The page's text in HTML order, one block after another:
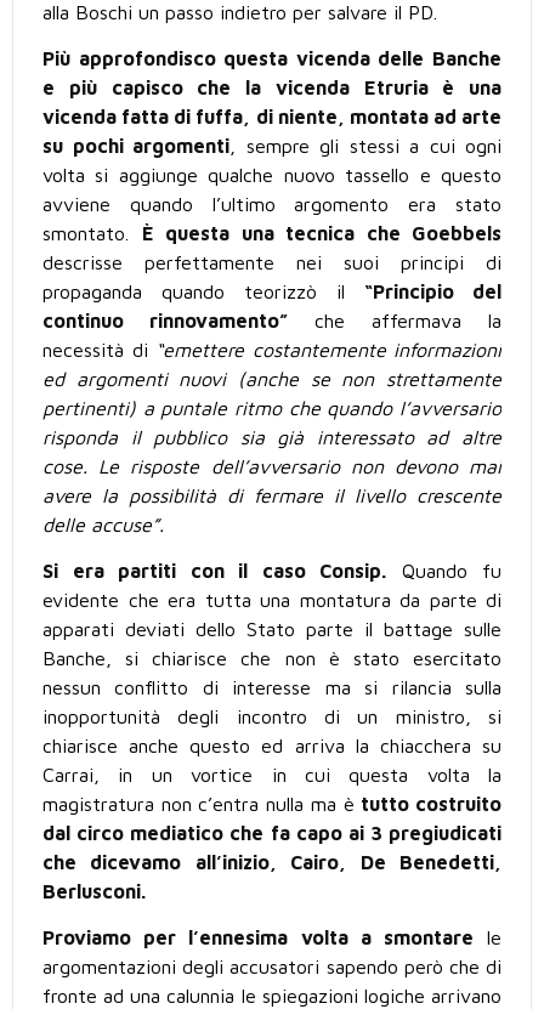
alla Boschi un passo indietro per salvare il PD.
Più approfondisco questa vicenda delle Banche
e più capisco che la vicenda Etruria è una
vicenda fatta di fuffa, di niente, montata ad arte
su pochi argomenti , sempre gli stessi a cui ogni
volta si aggiunge qualche nuovo tassello e questo
avviene quando l’ultimo argomento era stato
smontato. È questa una tecnica che Goebbels
descrisse perfettamente nei suoi principi di
propaganda quando teorizzò il “Principio del
continuo rinnovamento” che affermava la
necessità di “emettere costantemente informazioni
ed argomenti nuovi (anche se non strettamente
pertinenti) a puntale ritmo che quando l’avversario
risponda il pubblico sia già interessato ad altre
cose. Le risposte dell’avversario non devono mai
avere la possibilità di fermare il livello crescente
delle accuse”.
Si era partiti con il caso Consip. Quando fu
evidente che era tutta una montatura da parte di
apparati deviati dello Stato parte il battage sulle
Banche, si chiarisce che non è stato esercitato
nessun conflitto di interesse ma si rilancia sulla
inopportunità degli incontro di un ministro, si
chiarisce anche questo ed arriva la chiacchera su
Carrai, in un vortice in cui questa volta la
magistratura non c’entra nulla ma è tutto costruito
dal circo mediatico che fa capo ai 3 pregiudicati
che dicevamo all’inizio, Cairo, De Benedetti,
Berlusconi.
Proviamo per l’ennesima volta a smontare le
argomentazioni degli accusatori sapendo però che di
fronte ad una calunnia le spiegazioni logiche arrivano